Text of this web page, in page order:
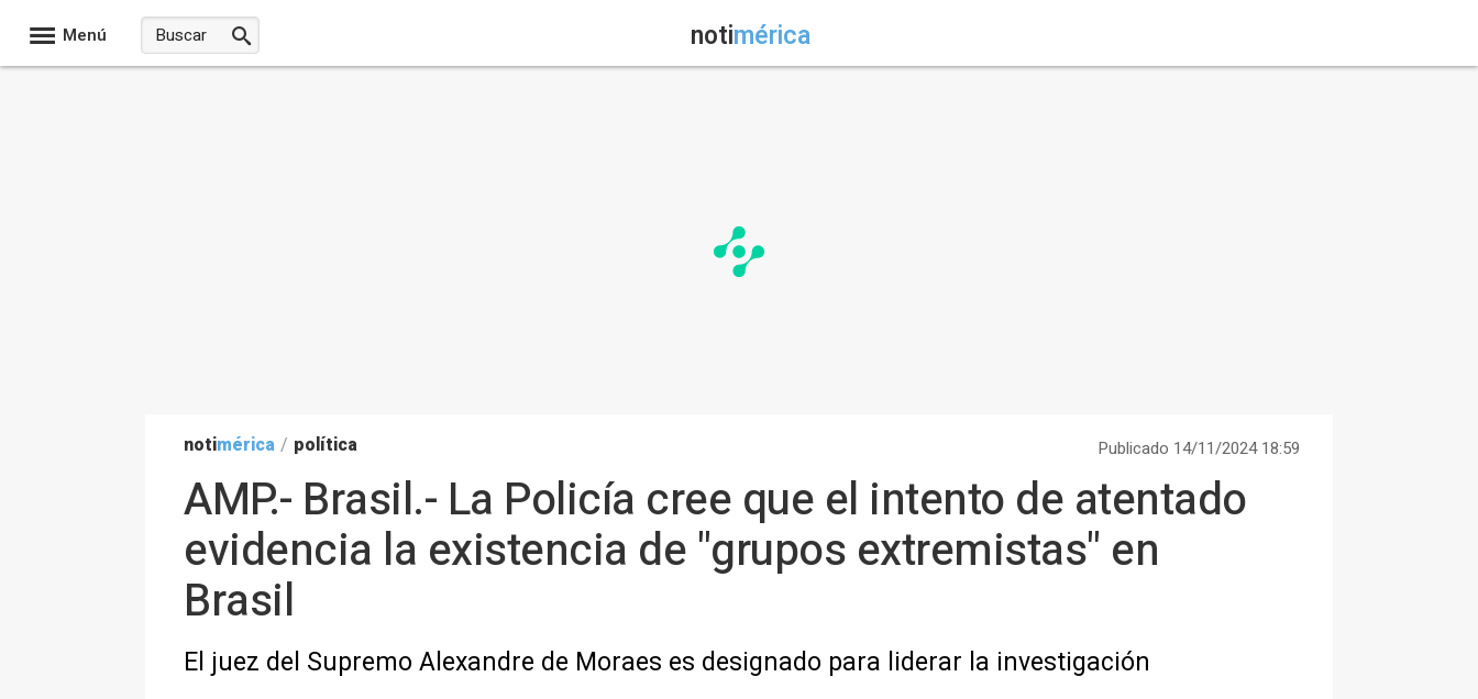
Menú notimérica
notimérica / política Publicado 14/11/2024 18:59
AMP.- Brasil.- La Policía cree que el intento de atentado
evidencia la existencia de "grupos extremistas" en
Brasil
El juez del Supremo Alexandre de Moraes es designado para liderar la investigación